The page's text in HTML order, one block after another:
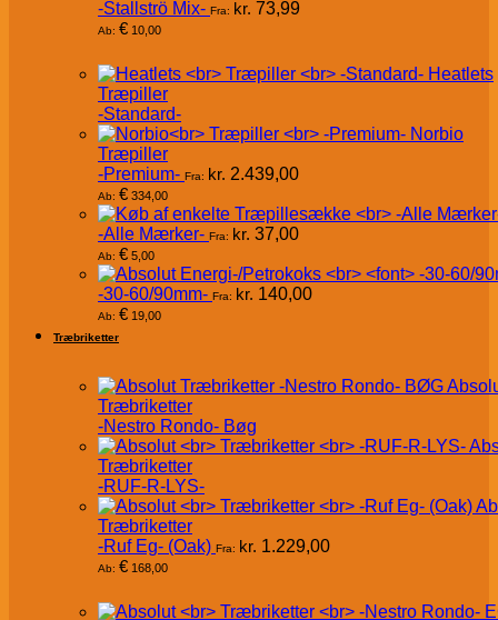
-Stallströ Mix- Fra: kr. 73,99
Ab: € 10,00
Heatlets
Træpiller
-Standard-
Norbio
Træpiller
-Premium- Fra: kr. 2.439,00
Ab: € 334,00
-Alle Mærker- Fra: kr. 37,00
Ab: € 5,00
-30-60/90mm- Fra: kr. 140,00
Ab: € 19,00
Træbriketter
Træbriketter
-Nestro Rondo- Bøg
Træbriketter
-RUF-R-LYS-
Træbriketter
-Ruf Eg- (Oak) Fra: kr. 1.229,00
Ab: € 168,00